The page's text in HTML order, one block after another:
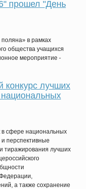
прошел "День
в рамках
общества учащихся
мероприятие -
конкурс лучших
в сфере национальных
перспективные
тиражирования лучших
а также сохранение